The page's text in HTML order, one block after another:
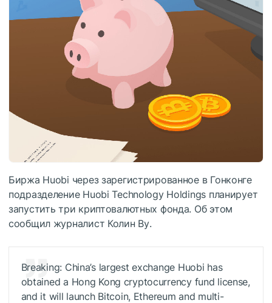
Биржа Huobi через зарегистрированное в Гонконге
подразделение Huobi Technology Holdings планирует
запустить три криптовалютных фонда. Об этом
сообщил журналист Колин Ву.
Breaking: China’s largest exchange Huobi has
obtained a Hong Kong cryptocurrency fund license,
and it will launch Bitcoin, Ethereum and multi-